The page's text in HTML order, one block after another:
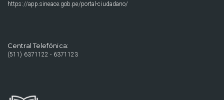
https://app.sineace.gob.pe/portal-ciudadano/
Central Telefónica:
(511) 6371122 - 6371123